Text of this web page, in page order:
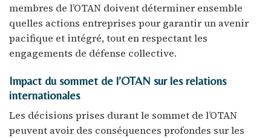
membres de l’OTAN doivent déterminer ensemble
quelles actions entreprises pour garantir un avenir
pacifique et intégré, tout en respectant les
engagements de défense collective.
Impact du sommet de l’OTAN sur les relations
internationales
Les décisions prises durant le sommet de l’OTAN
peuvent avoir des conséquences profondes sur les